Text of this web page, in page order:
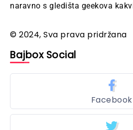
naravno s gledišta geekova
© 2024, Sva prava pridržana
Bajbox Social
Facebook